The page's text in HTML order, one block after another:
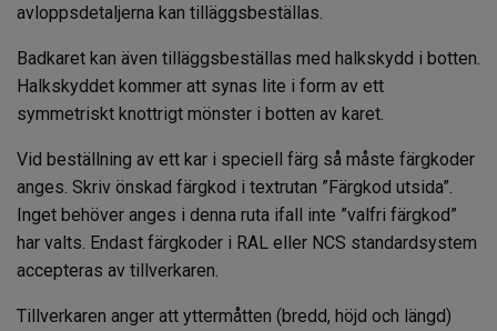
avloppsdetaljerna kan tilläggsbeställas.
Badkaret kan även tilläggsbeställas med halkskydd i botten.
Halkskyddet kommer att synas lite i form av ett
symmetriskt knottrigt mönster i botten av karet.
Vid beställning av ett kar i speciell färg så måste färgkoder
anges. Skriv önskad färgkod i textrutan ”Färgkod utsida”.
Inget behöver anges i denna ruta ifall inte ”valfri färgkod”
har valts. Endast färgkoder i RAL eller NCS standardsystem
accepteras av tillverkaren.
Tillverkaren anger att yttermåtten (bredd, höjd och längd)